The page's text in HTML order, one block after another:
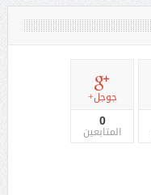
جوجل+
0
المتابعين